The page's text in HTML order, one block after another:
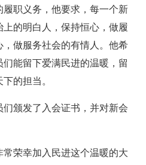
职义务，他要求，每一个新
的明白人，保持恒心，做履
做服务社会的有情人。他希
能留下爱满民进的温暖，留
的担当。
颁发了入会证书，并对新会
荣幸加入民进这个温暖的大